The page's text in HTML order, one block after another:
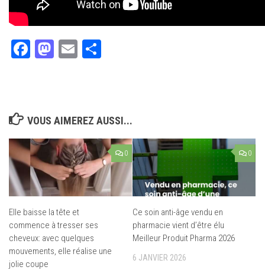
Facebook
Mastodon
Email
VOUS AIMEREZ AUSSI...
0
Elle baisse la tête et
commence à tresser ses
cheveux: avec quelques
mouvements, elle réalise une
jolie coupe
0
Ce soin anti-âge vendu en
pharmacie vient d’être élu
Meilleur Produit Pharma 2026
6 JANVIER 2026